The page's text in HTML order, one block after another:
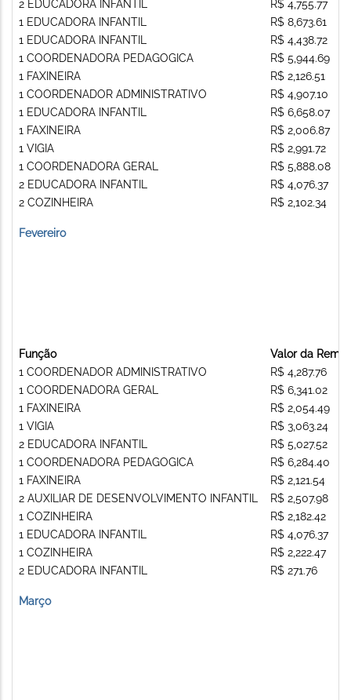
2 EDUCADORA INFANTIL
1 EDUCADORA INFANTIL
1 EDUCADORA INFANTIL
1 COORDENADORA PEDAGOGICA
1 FAXINEIRA
1 COORDENADOR ADMINISTRATIVO
1 EDUCADORA INFANTIL
1 FAXINEIRA
1 VIGIA
1 COORDENADORA GERAL
2 EDUCADORA INFANTIL
2 COZINHEIRA
R$ 4,755.77
R$ 8,673.61
R$ 4,438.72
R$ 5,944.69
R$ 2,126.51
R$ 4,907.10
R$ 6,658.07
R$ 2,006.87
R$ 2,991.72
R$ 5,888.08
R$ 4,076.37
R$ 2,102.34
Fevereiro
Função
1 COORDENADOR ADMINISTRATIVO
1 COORDENADORA GERAL
1 FAXINEIRA
1 VIGIA
2 EDUCADORA INFANTIL
1 COORDENADORA PEDAGOGICA
1 FAXINEIRA
2 AUXILIAR DE DESENVOLVIMENTO INFANTIL
1 COZINHEIRA
1 EDUCADORA INFANTIL
1 COZINHEIRA
2 EDUCADORA INFANTIL
Valor da
R$ 4,287.76
R$ 6,341.02
R$ 2,054.49
R$ 3,063.24
R$ 5,027.52
R$ 6,284.40
R$ 2,121.54
R$ 2,507.98
R$ 2,182.42
R$ 4,076.37
R$ 2,222.47
R$ 271.76
Março